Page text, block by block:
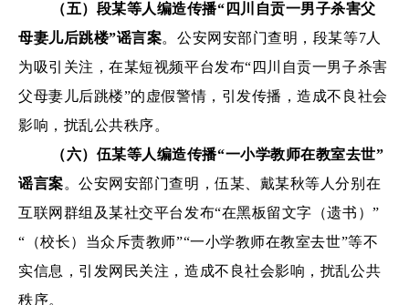
（五）段某等人编造传播“四川自贡一男子杀害父
母妻儿后跳楼”谣言案。公安网安部门查明，段某等7人
为吸引关注，在某短视频平台发布“四川自贡一男子杀害
父母妻儿后跳楼”的虚假警情，引发传播，造成不良社会
影响，扰乱公共秩序。
（六）伍某等人编造传播“一小学教师在教室去世”
谣言案。公安网安部门查明，伍某、戴某秋等人分别在
互联网群组及某社交平台发布“在黑板留文字（遗书）”
“（校长）当众斥责教师”“一小学教师在教室去世”等不
实信息，引发网民关注，造成不良社会影响，扰乱公共
秩序。